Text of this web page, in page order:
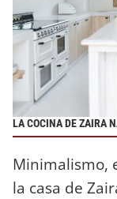
LA COCINA DE ZAIRA
Minimalismo,
la casa de